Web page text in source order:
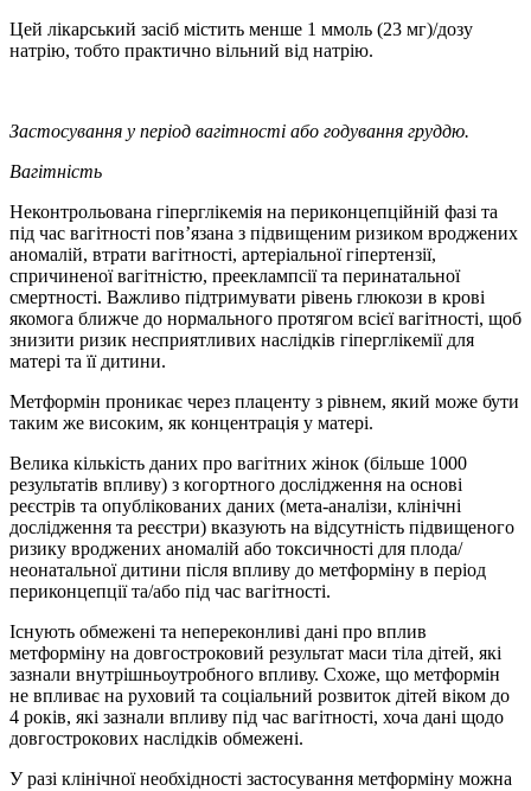
Цей лікарський засіб містить менше 1 ммоль (23 мг)/дозу
натрію, тобто практично вільний від натрію.
Застосування у період вагітності або годування груддю.
Вагітність
Неконтрольована гіперглікемія на периконцепційній фазі та
під час вагітності пов’язана з підвищеним ризиком вроджених
аномалій, втрати вагітності, артеріальної гіпертензії,
спричиненої вагітністю, прееклампсії та перинатальної
смертності. Важливо підтримувати рівень глюкози в крові
якомога ближче до нормального протягом всієї вагітності, щоб
знизити ризик несприятливих наслідків гіперглікемії для
матері та її дитини.
Метформін проникає через плаценту з рівнем, який може бути
таким же високим, як концентрація у матері.
Велика кількість даних про вагітних жінок (більше 1000
результатів впливу) з когортного дослідження на основі
реєстрів та опублікованих даних (мета-аналізи, клінічні
дослідження та реєстри) вказують на відсутність підвищеного
ризику вроджених аномалій або токсичності для плода/
неонатальної дитини після впливу до метформіну в період
периконцепції та/або під час вагітності.
Існують обмежені та непереконливі дані про вплив
метформіну на довгостроковий результат маси тіла дітей, які
зазнали внутрішньоутробного впливу. Схоже, що метформін
не впливає на руховий та соціальний розвиток дітей віком до
4 років, які зазнали впливу під час вагітності, хоча дані щодо
довгострокових наслідків обмежені.
У разі клінічної необхідності застосування метформіну можна